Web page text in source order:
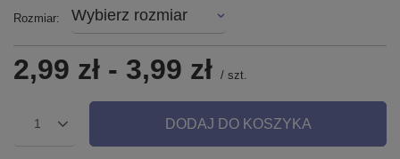
Rozmiar Wybierz rozmiar
2,99 zł - 3,99 zł / szt.
1 DODAJ DO KOSZYKA